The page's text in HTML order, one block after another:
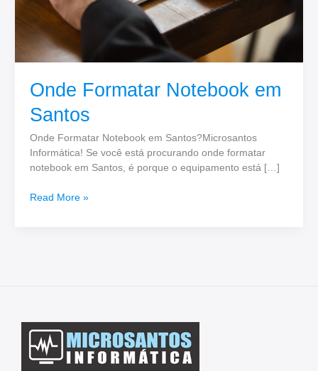
Onde Formatar Notebook em
Santos
Onde Formatar Notebook em Santos?Microsantos
Informática! Se você está procurando onde formatar
notebook em Santos, é porque o equipamento está […]
Read More »